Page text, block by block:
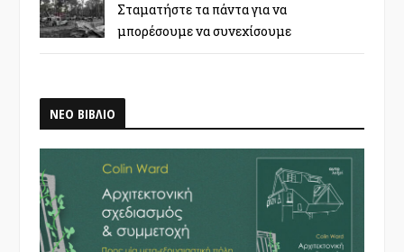
Σταματήστε τα πάντα για να
μπορέσουμε να συνεχίσουμε
ΝΕΟ ΒΙΒΛΙΟ